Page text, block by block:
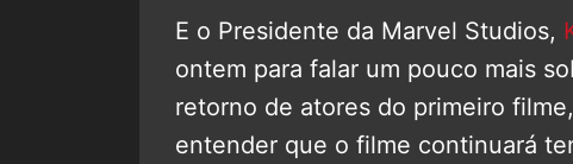
E o Presidente da Marvel Studios,
ontem para falar um pouco mais
retorno de atores do primeiro
entender que o filme continuará